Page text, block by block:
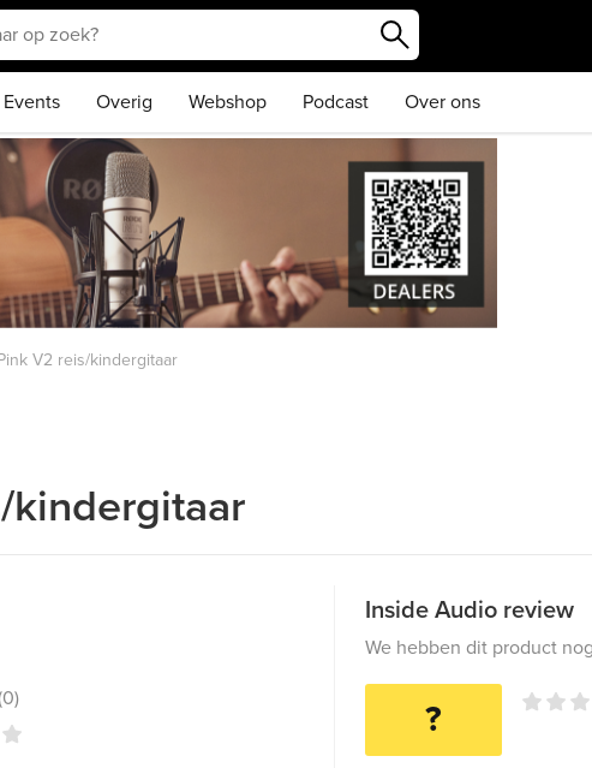
Events Overig Webshop Podcast Over ons
V2 reis/kindergitaar
kindergitaar
Inside Audio review
We hebben dit product
?